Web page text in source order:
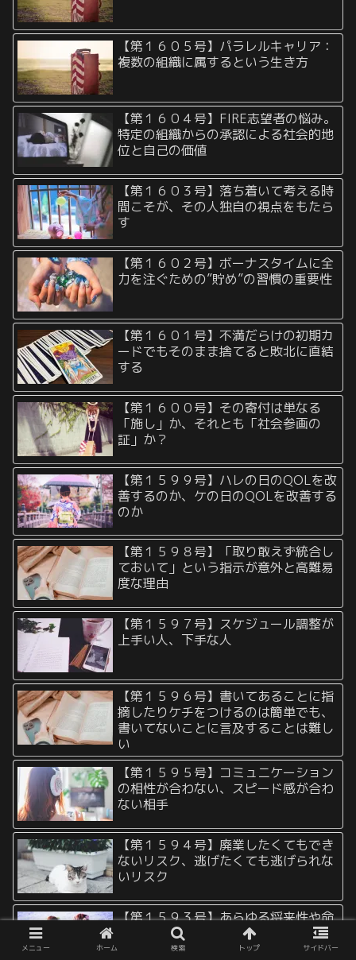
【第１６０５号】パラレルキャリア：
複数の組織に属するという生き方
【第１６０４号】FIRE志望者の悩み。
特定の組織からの承認による社会的地
位と自己の価値
【第１６０３号】落ち着いて考える時
間こそが、その人独自の視点をもたら
す
【第１６０２号】ボーナスタイムに全
力を注ぐための”貯め”の習慣の重要性
【第１６０１号】不満だらけの初期カ
ードでもそのまま捨てると敗北に直結
する
【第１６００号】その寄付は単なる
「施し」か、それとも「社会参画の
証」か？
【第１５９９号】ハレの日のQOLを改
善するのか、ケの日のQOLを改善する
のか
【第１５９８号】「取り敢えず統合し
ておいて」という指示が意外と高難易
度な理由
【第１５９７号】スケジュール調整が
上手い人、下手な人
【第１５９６号】書いてあることに指
摘したりケチをつけるのは簡単でも、
書いてないことに言及することは難し
い
【第１５９５号】コミュニケーション
の相性が合わない、スピード感が合わ
ない相手
【第１５９４号】廃業したくてもでき
ないリスク、逃げたくても逃げられな
いリスク
【第１５９３号】あらゆる将来性や命
まで差し出さなければ釣り合わない関
メニュー ホーム 検索 トップ サイドバー